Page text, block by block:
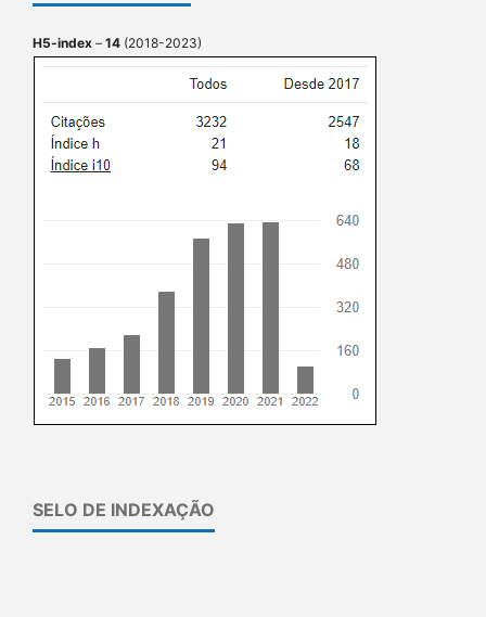
H5-index – 14 (2018-2023)
SELO DE INDEXAÇÃO